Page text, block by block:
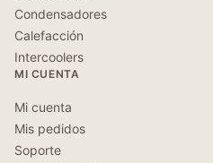
Condensadores
Calefacción
Intercoolers
MI CUENTA
Mi cuenta
Mis pedidos
Soporte